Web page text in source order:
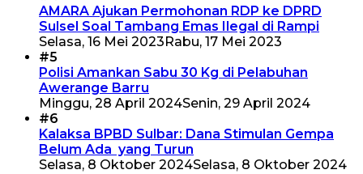
AMARA Ajukan Permohonan RDP ke DPRD
Sulsel Soal Tambang Emas Ilegal di Rampi
Selasa, 16 Mei 2023 Rabu, 17 Mei 2023
#5
Polisi Amankan Sabu 30 Kg di Pelabuhan
Awerange Barru
Minggu, 28 April 2024Senin, 29 April 2024
#6
Kalaksa BPBD Sulbar: Dana Stimulan Gempa
Belum Ada yang Turun
Selasa, 8 Oktober 2024Selasa, 8 Oktober 2024